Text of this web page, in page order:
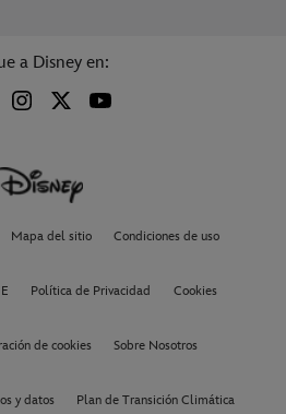
a Disney en:
Mapa del sitio Condiciones de uso
Política de Privacidad Cookies
de cookies Sobre Nosotros
y datos Plan de Transición Climática